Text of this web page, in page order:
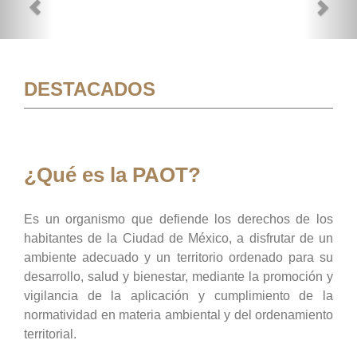
DESTACADOS
¿Qué es la PAOT?
Es un organismo que defiende los derechos de los
habitantes de la Ciudad de México, a disfrutar de un
ambiente adecuado y un territorio ordenado para su
desarrollo, salud y bienestar, mediante la promoción y
vigilancia de la aplicación y cumplimiento de la
normatividad en materia ambiental y del ordenamiento
territorial.